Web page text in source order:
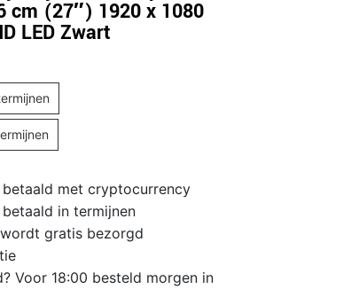
cm (27″) 1920 x 1080
LED Zwart
betaald met cryptocurrency
in termijnen
gratis bezorgd
Voor 18:00 besteld morgen in